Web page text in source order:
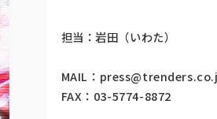
担当：岩田（いわた）
MAIL：
FAX：03-5774-8872